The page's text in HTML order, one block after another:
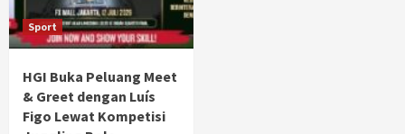
Sport
HGI Buka Peluang Meet
& Greet dengan Luís
Figo Lewat Kompetisi